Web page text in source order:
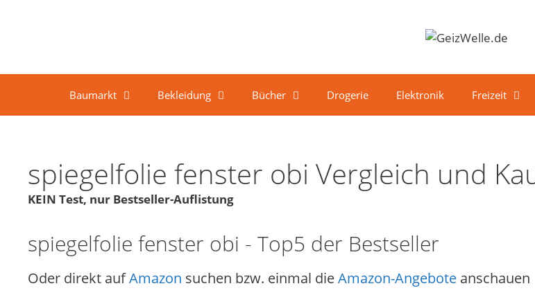
Baumarkt Bekleidung Bücher Drogerie Elektronik Freizeit
spiegelfolie fenster obi Vergleich und
KEIN Test, nur Bestseller-Auflistung
spiegelfolie fenster obi - Top5 der Bestseller
Oder direkt aufAmazon suchen bzw. einmal dieAmazon-Angebote anschauen